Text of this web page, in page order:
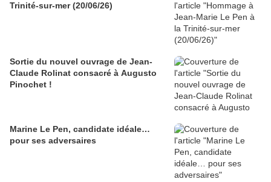
Trinité-sur-mer (20/06/26)
Sortie du nouvel ouvrage de Jean-
Claude Rolinat consacré à Augusto
Pinochet !
Marine Le Pen, candidate idéale…
pour ses adversaires